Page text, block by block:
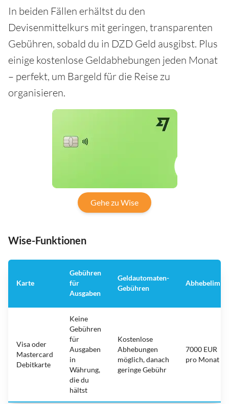
In beiden Fällen erhältst du den
Devisenmittelkurs mit geringen, transparenten
Gebühren, sobald du in DZD Geld ausgibst. Plus
einige kostenlose Geldabhebungen jeden Monat
– perfekt, um Bargeld für die Reise zu
organisieren.
Gehe zu Wise
Wise-Funktionen
Karte
Gebühren
für
Ausgaben
Geldautomaten-
Gebühren
Abhebelimit
Visa oder
Mastercard
Debitkarte
Keine
Gebühren
für
Ausgaben
in
Währung,
die du
hältst
Kostenlose
Abhebungen
möglich, danach
geringe Gebühr
7000 EUR
pro Monat